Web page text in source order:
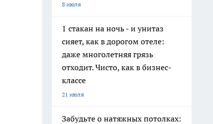
8 июля
1 стакан на ночь - и унитаз
сияет, как в дорогом отеле:
даже многолетняя грязь
отходит. Чисто, как в бизнес-
классе
21 июля
Забудьте о натяжных потолках: